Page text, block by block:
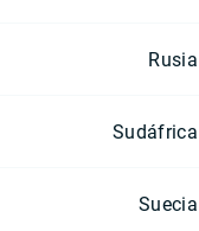
Rusia
Sudáfrica
Suecia